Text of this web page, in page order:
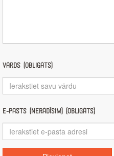
Vārds (obligāts)
E-pasts (nerādīsim) (obligāts)